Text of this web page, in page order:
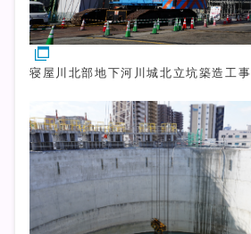
寝屋川北部地下河川城北立坑築造工事